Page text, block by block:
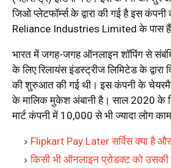
जिओ प्लेटफॉर्म्स के द्वारा की गई है इस कंपनी
Reliance Industries Limited के पास
भारत में जगह-जगह ऑनलाइन शॉपिंग से
के लिए रिलायंस इंडस्ट्रीज लिमिटेड के
की शुरुआत की गई थी। इस कंपनी के
के मालिक मुकेश अंबानी है। साल 2020 के
मार्ट कंपनी में 10,000 से भी ज्यादा लोग
Flipkart Pay Later सर्विस क्या है
किसी भी ऑनलाइन प्रोडक्ट को